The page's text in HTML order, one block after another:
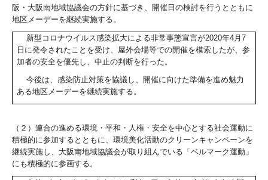
阪・大阪南地域協議会の方針に基づき、開催日の検討を行うとともに
地区メーデーを継続実施する。
新型コロナウイルス感染拡大による非常事態宣言が2020年4月7
日に発令されたことを受け、屋外会場等での開催を模索したが、参
加者の安全を優先し、中止の判断を行った。
今後は、感染防止対策を協議し、開催に向けた準備を進め魅力
ある地区メーデーを継続実施する。
（２）連合の進める環境・平和・人権・安全を中心とする社会運動に
積極的に参加するとともに、環境美化活動のクリーンキャンペーンを
継続実施し、大阪南地域協議会が取り組んでいる「ベルマーク運動」
にも積極的に参画する。